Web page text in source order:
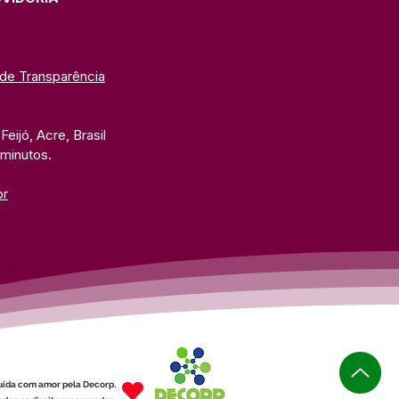
Transparência
Acre, Brasil
com amor pela Decorp.